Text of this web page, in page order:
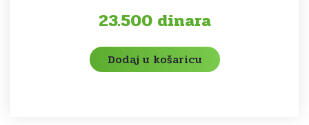
23.500 dinara
Dodaj u košaricu